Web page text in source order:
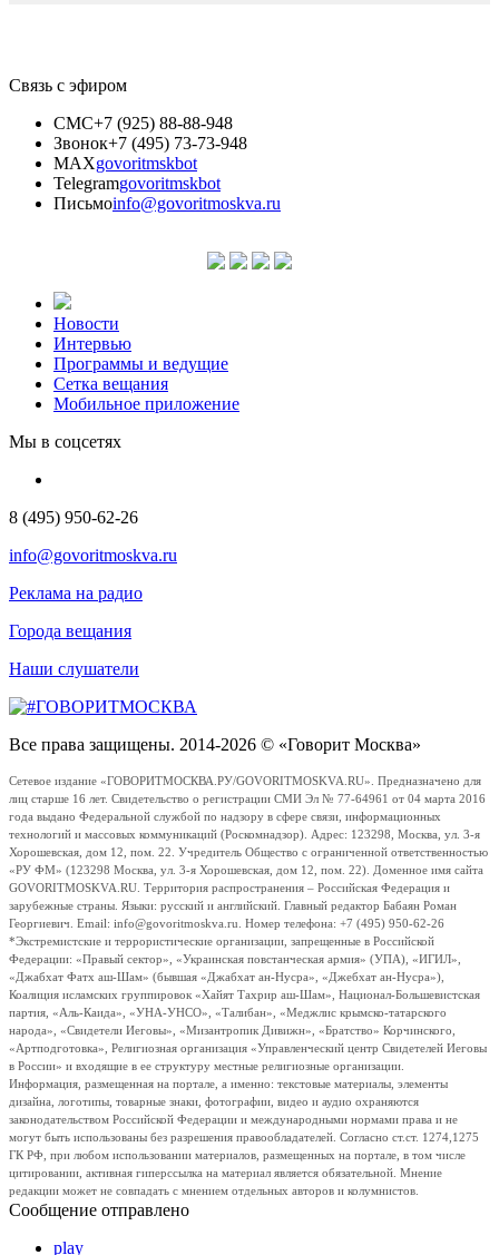
Связь с эфиром
СМС+7 (925) 88-88-948
Звонок+7 (495) 73-73-948
MAXgovoritmskbot
Telegramgovoritmskbot
Письмоinfo@govoritmoskva.ru
Новости
Интервью
Программы и ведущие
Сетка вещания
Мобильное приложение
Мы в соцсетях
8 (495) 950-62-26
info@govoritmoskva.ru
Реклама на радио
Города вещания
Наши слушатели
Все права защищены. 2014-2026 © «Говорит Москва»
Сетевое издание «ГОВОРИТМОСКВА.РУ/GOVORITMOSKVA.RU». Предназначено для
лиц старше 16 лет. Свидетельство о регистрации СМИ Эл № 77-64961 от 04 марта 2016
года выдано Федеральной службой по надзору в сфере связи, информационных
технологий и массовых коммуникаций (Роскомнадзор). Адрес: 123298, Москва, ул. 3-я
Хорошевская, дом 12, пом. 22. Учредитель Общество с ограниченной ответственностью
«РУ ФМ» (123298 Москва, ул. 3-я Хорошевская, дом 12, пом. 22). Доменное имя сайта
GOVORITMOSKVA.RU. Территория распространения – Российская Федерация и
зарубежные страны. Языки: русский и английский. Главный редактор Бабаян Роман
Георгиевич. Email: info@govoritmoskva.ru. Номер телефона: +7 (495) 950-62-26
*Экстремистские и террористические организации, запрещенные в Российской
Федерации: «Правый сектор», «Украинская повстанческая армия» (УПА), «ИГИЛ»,
«Джабхат Фатх аш-Шам» (бывшая «Джабхат ан-Нусра», «Джебхат ан-Нусра»),
Коалиция исламских группировок «Хайят Тахрир аш-Шам», Национал-Большевистская
партия, «Аль-Каида», «УНА-УНСО», «Талибан», «Меджлис крымско-татарского
народа», «Свидетели Иеговы», «Мизантропик Дивижн», «Братство» Корчинского,
«Артподготовка», Религиозная организация «Управленческий центр Свидетелей Иеговы
в России» и входящие в ее структуру местные религиозные организации.
Информация, размещенная на портале, а именно: текстовые материалы, элементы
дизайна, логотипы, товарные знаки, фотографии, видео и аудио охраняются
законодательством Российской Федерации и международными нормами права и не
могут быть использованы без разрешения правообладателей. Согласно ст.ст. 1274,1275
ГК РФ, при любом использовании материалов, размещенных на портале, в том числе
цитировании, активная гиперссылка на материал является обязательной. Мнение
редакции может не совпадать с мнением отдельных авторов и колумнистов.
Сообщение отправлено
play